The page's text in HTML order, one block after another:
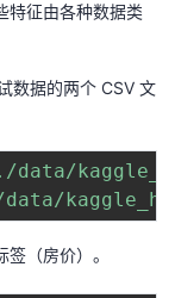
特征由各种数据类
数据的两个 CSV ⽂
（房价）。